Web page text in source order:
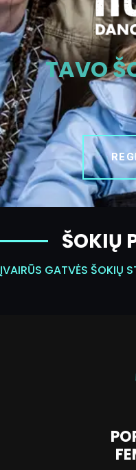
TAVO
ŠOKIŲ
ĮVAIRŪS GATVĖS ŠOKIŲ